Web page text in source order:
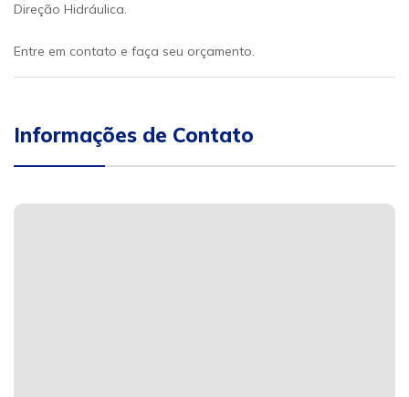
Direção Hidráulica.
Entre em contato e faça seu orçamento.
Informações de Contato